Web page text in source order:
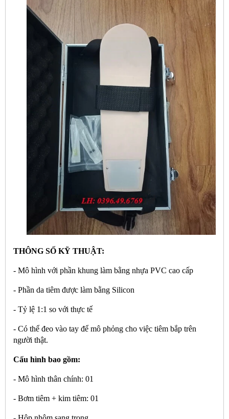
THÔNG SỐ KỸ THUẬT:
- Mô hình với phần khung làm bằng nhựa PVC cao cấp
- Phần da tiêm được làm bằng Silicon
- Tỷ lệ 1:1 so với thực tế
- Có thể đeo vào tay để mô phỏng cho việc tiêm bắp trên
người thật.
Cấu hình bao gồm:
- Mô hình thân chính: 01
- Bơm tiêm + kim tiêm: 01